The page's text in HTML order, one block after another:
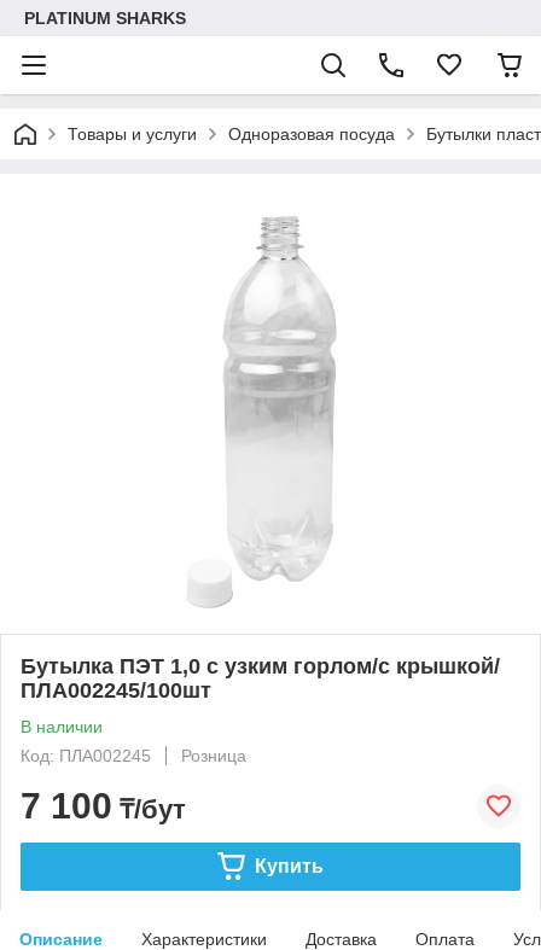
PLATINUM SHARKS
Товары и услуги Одноразовая посуда Бутылки
Бутылка ПЭТ 1,0 с узким горлом/с крышкой/
ПЛА002245/100шт
В наличии
Код: ПЛА002245
Розница
7 100 ₸/бут
Купить
Описание Характеристики Доставка Оплата